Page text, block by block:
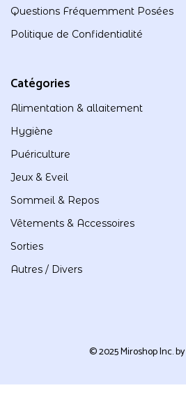
Questions Fréquemment Posées
Politique de Confidentialité
Catégories
Alimentation & allaitement
Hygiène
Puériculture
Jeux & Eveil
Sommeil & Repos
Vêtements & Accessoires
Sorties
Autres / Divers
© 2025 Miroshop Inc. by